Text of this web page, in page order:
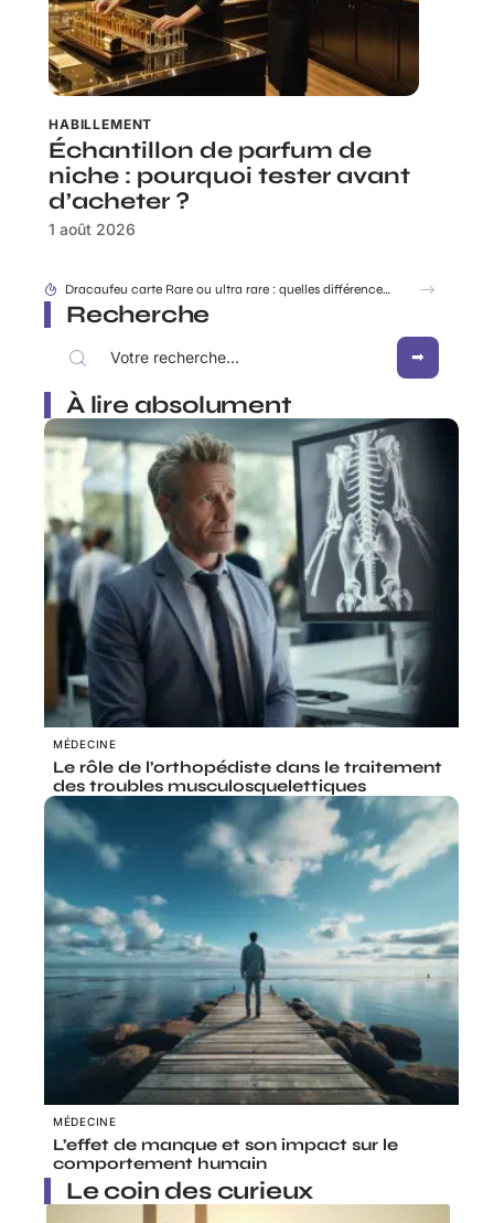
HABILLEMENT
Échantillon de parfum de
niche : pourquoi tester avant
d’acheter ?
1 août 2026
Dracaufeu carte Rare ou ultra rare : quelles différences pour les collectionneurs ?
Recherche
À lire absolument
MÉDECINE
Le rôle de l’orthopédiste dans le traitement
des troubles musculosquelettiques
MÉDECINE
L’effet de manque et son impact sur le
comportement humain
Le coin des curieux